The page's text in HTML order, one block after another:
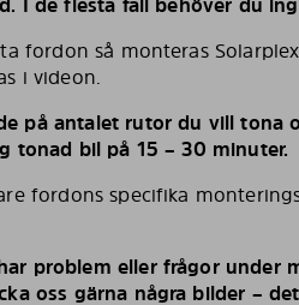
fordon så monteras
i videon.
på antalet rutor du vill tona
tonad bil på 15 – 30 minuter.
fordons specifika
problem eller frågor under
oss gärna några bilder –